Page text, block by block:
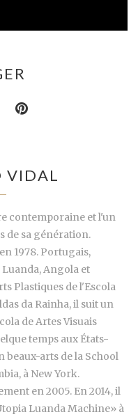
VIDAL
contemporaine et l'un
de sa génération.
1978. Portugais,
Angola et
Plastiques de l'Escola
da Rainha, il suit un
de Artes Visuais
temps aux États-
beaux-arts de la School
à New York.
en 2005. En 2014, il
Luanda Machine» à